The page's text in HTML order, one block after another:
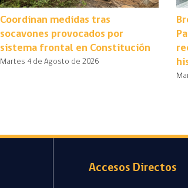
Coordinan medidas tras
socavones provocados por
sistema frontal en Constitución
Martes 4 de Agosto de 2026
Accesos Directos